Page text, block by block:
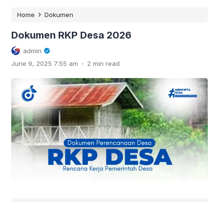
Home › Dokumen
Dokumen RKP Desa 2026
admin
June 9, 2025 7:55 am . 2 min read